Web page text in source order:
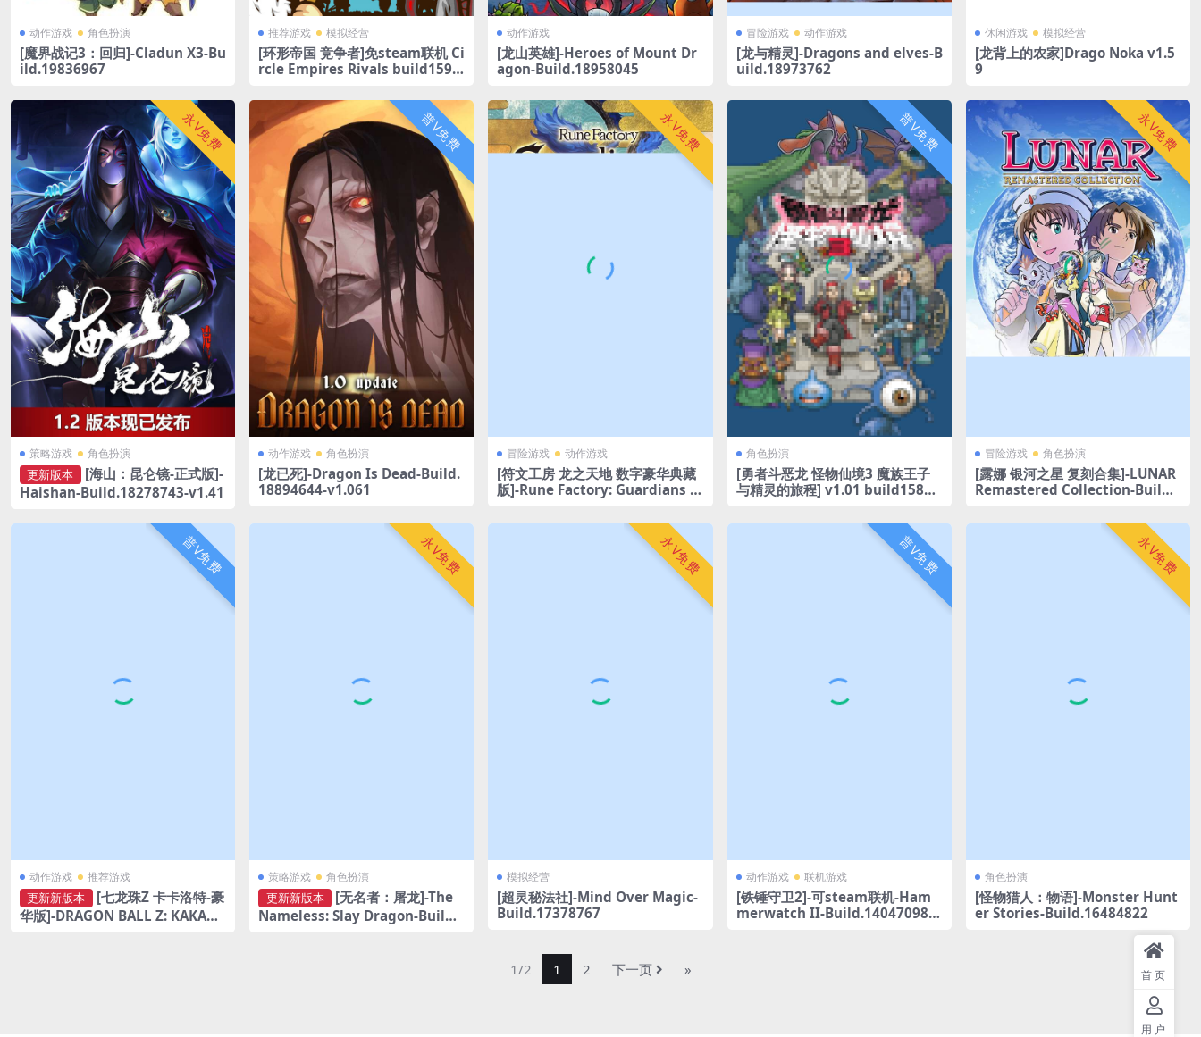
动作游戏 角色扮演
[魔界战记3：回归]-Cladun X3-Bu
ild.19836967
推荐游戏 模拟经营
[环形帝国 竞争者]免steam联机 Ci
rcle Empires Rivals build1598
动作游戏
[龙山英雄]-Heroes of Mount Dr
agon-Build.18958045
冒险游戏 动作游戏
[龙与精灵]-Dragons and elves-B
uild.18973762
休闲游戏 模拟经营
[龙背上的农家]Drago Noka v1.5
9
永V免费
策略游戏 角色扮演
更新版本
[海山：昆仑镜-正式版]-
Haishan-Build.18278743-v1.41
普V免费
动作游戏 角色扮演
[龙已死]-Dragon Is Dead-Build.
18894644-v1.061
永V免费
冒险游戏 动作游戏
[符文工房 龙之天地 数字豪华典藏
版]-Rune Factory: Guardians of
普V免费
角色扮演
[勇者斗恶龙 怪物仙境3 魔族王子
与精灵的旅程] v1.01 build15884
永V免费
冒险游戏 角色扮演
[露娜 银河之星 复刻合集]-LUNAR
Remastered Collection-Build.
普V免费
动作游戏 推荐游戏
更新新版本
[七龙珠Z 卡卡洛特-豪
华版]-DRAGON BALL Z: KAKARO
永V免费
策略游戏 角色扮演
更新新版本
[无名者：屠龙]-The
Nameless: Slay Dragon-Build.
永V免费
模拟经营
[超灵秘法社]-Mind Over Magic-
Build.17378767
普V免费
动作游戏 联机游戏
[铁锤守卫2]-可steam联机-Ham
merwatch II-Build.14047098全
永V免费
角色扮演
[怪物猎人：物语]-Monster Hunt
er Stories-Build.16484822
1/2 1 2 下一页 » 首页
用户